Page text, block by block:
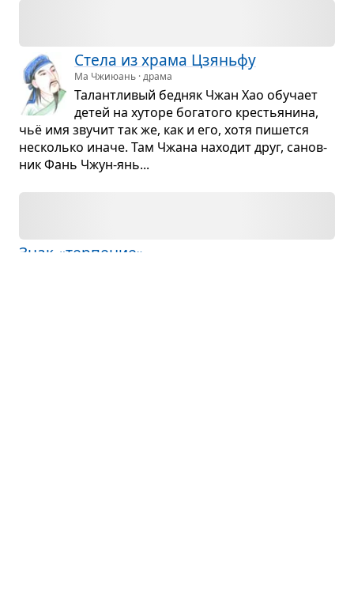
Стела из храма Цзяньфу
Ма Чжиюань · драма
Талантли­вый бед­няк Чжан Хао обу­чает
детей на хуторе бога­того кре­стья­нина,
чьё имя зву­чит так же, как и его, хотя пишется
несколько иначе. Там Чжана нахо­дит друг, санов­
ник Фань Чжун-янь...
Знак «тер­пе­ние»